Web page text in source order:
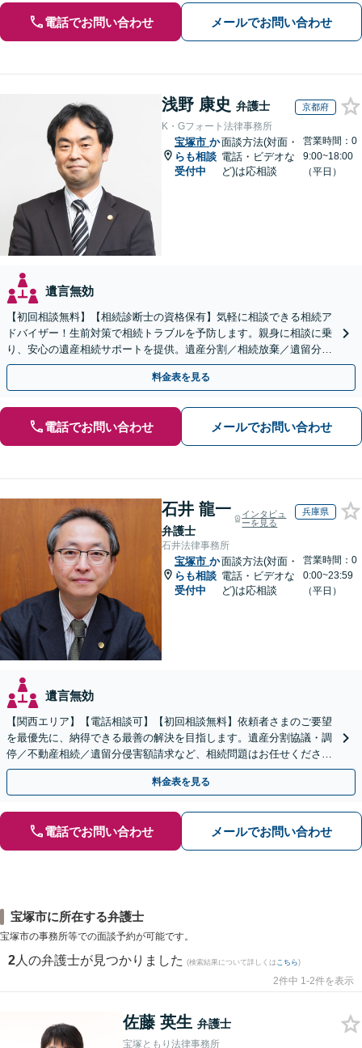
電話でお問い合わせ メールでお問い合わせ
浅野 康史 弁護士 京都府
K・Gフォート法律事務所
宝塚市 か
らも相談
受付中
面談方法(対面・
電話・ビデオな
ど)は応相談
営業時間：0
9:00~18:00
（平日）
遺言無効
【初回相談無料】【相続診断士の資格保有】気軽に相談できる相続ア
ドバイザー！生前対策で相続トラブルを予防します。親身に相談に乗
り、安心の遺産相続サポートを提供。遺産分割／相続放棄／遺留分も
お任せ！【出張サポート】【完全個室】【丸太町駅6分】
料金表を見る
電話でお問い合わせ メールでお問い合わせ
石井 龍一
弁護士
インタビュ
ーを見る
兵庫県
石井法律事務所
宝塚市 か
らも相談
受付中
面談方法(対面・
電話・ビデオな
ど)は応相談
営業時間：0
0:00~23:59
（平日）
遺言無効
【関西エリア】【電話相談可】【初回相談無料】依頼者さまのご要望
を最優先に、納得できる最善の解決を目指します。遺産分割協議・調
停／不動産相続／遺留分侵害額請求など、相続問題はお任せください
【出張相談可】紛争化したトラブルのご相談も対応します
料金表を見る
電話でお問い合わせ メールでお問い合わせ
宝塚市に所在する弁護士
宝塚市の事務所等での面談予約が可能です。
2 人の弁護士が見つかりました (検索結果について詳しくは こちら)
2件中 1-2件を表示
佐藤 英生 弁護士
宝塚ともり法律事務所